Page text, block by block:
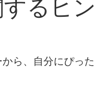
るヒン
ら、自分にぴった